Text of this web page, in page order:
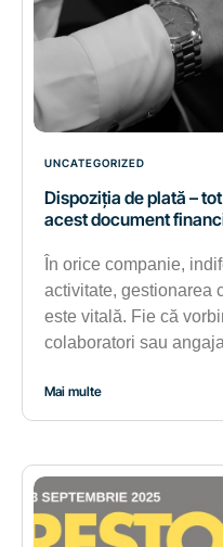
UNCATEGORIZED
Dispoziția de plată –
acest document
În orice companie,
activitate, gestionarea
este vitală. Fie că
colaboratori sau
Mai multe